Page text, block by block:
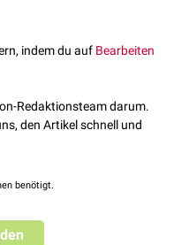
es sich hierbei um einen
femoralis Arteria brachialis
entfernt.
oder Verschluss einer
Entfernung des Embolus
indem du auf Bearbeiten
Redaktionsteam darum.
den Artikel schnell und
benötigt.